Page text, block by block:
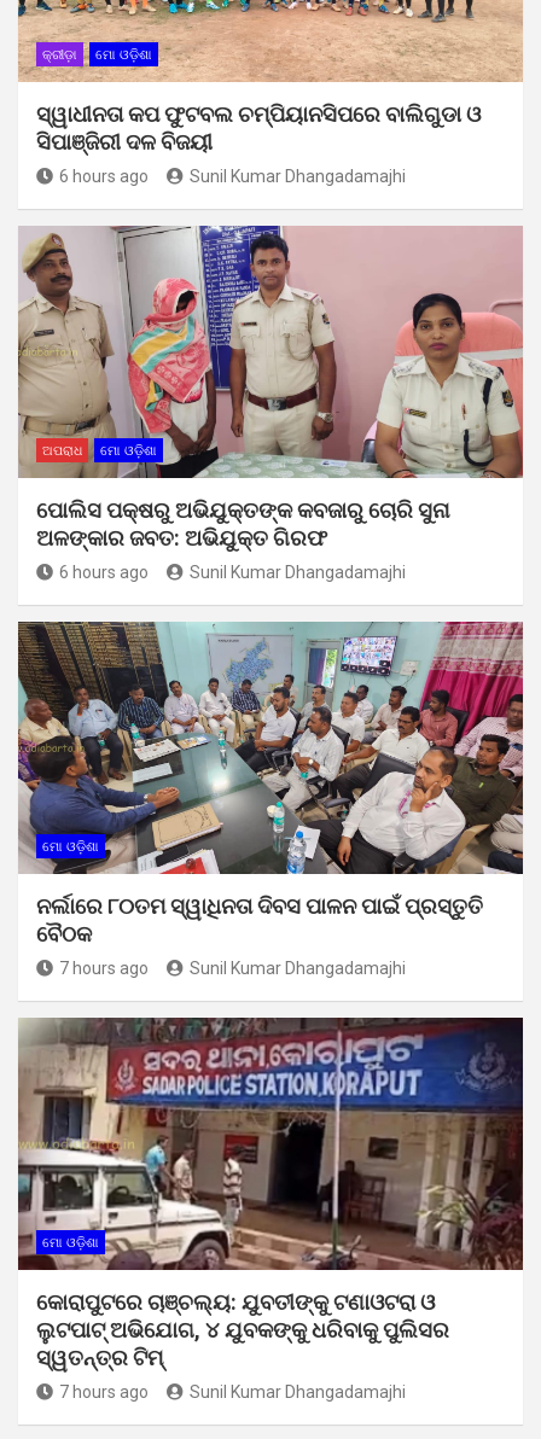
କ୍ରୀଡ଼ା ମୋ ଓଡ଼ିଶା
ସ୍ୱାଧୀନତା କପ ଫୁଟବଲ ଚମ୍ପିୟାନସିପରେ ବାଲିଗୁଡା ଓ
ସିପାଞ୍ଜିରୀ ଦଳ ବିଜୟୀ
6 hours ago Sunil Kumar Dhangadamajhi
ଅପରାଧ ମୋ ଓଡ଼ିଶା
ପୋଲିସ ପକ୍ଷରୁ ଅଭିଯୁକ୍ତଙ୍କ କବଜାରୁ ଚୋରି ସୁନା
ଅଳଙ୍କାର ଜବତ: ଅଭିଯୁକ୍ତ ଗିରଫ
6 hours ago Sunil Kumar Dhangadamajhi
ମୋ ଓଡ଼ିଶା
ନର୍ଲାରେ ୮୦ତମ ସ୍ୱାଧିନତା ଦିବସ ପାଳନ ପାଇଁ ପ୍ରସ୍ତୁତି
ବୈଠକ
7 hours ago Sunil Kumar Dhangadamajhi
ମୋ ଓଡ଼ିଶା
କୋରାପୁଟରେ ଚାଞ୍ଚଲ୍ୟ: ଯୁବତୀଙ୍କୁ ଟଣାଓଟରା ଓ
ଲୁଟପାଟ୍ ଅଭିଯୋଗ, ୪ ଯୁବକଙ୍କୁ ଧରିବାକୁ ପୁଲିସର
ସ୍ୱତନ୍ତ୍ର ଟିମ୍
7 hours ago Sunil Kumar Dhangadamajhi